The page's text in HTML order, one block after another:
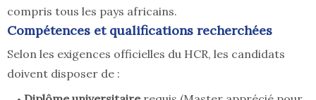
compris tous les pays africains.
Compétences et qualifications recherchées
Selon les exigences officielles du HCR, les candidats
doivent disposer de :